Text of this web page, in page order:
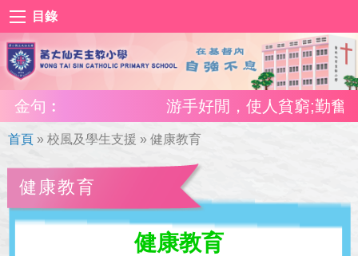
目錄
金句︰ 游手好閒，使人貧窮;勤奮
首頁 » 校風及學生支援 » 健康教育
健康教育
健康教育